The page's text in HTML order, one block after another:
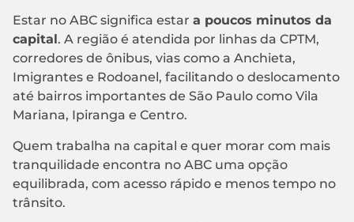
Estar no ABC significa estar a poucos minutos da
capital . A região é atendida por linhas da CPTM,
corredores de ônibus, vias como a Anchieta,
Imigrantes e Rodoanel, facilitando o deslocamento
até bairros importantes de São Paulo como Vila
Mariana, Ipiranga e Centro.
Quem trabalha na capital e quer morar com mais
tranquilidade encontra no ABC uma opção
equilibrada, com acesso rápido e menos tempo no
trânsito.